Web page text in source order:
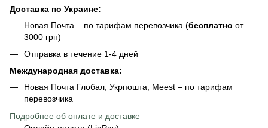
Доставка по Украине:
Новая Почта – по тарифам перевозчика (бесплатно от
3000 грн)
Отправка в течение 1-4 дней
Международная доставка:
Новая Почта Глобал, Укрпошта, Meest – по тарифам
перевозчика
Подробнее об оплате и доставке